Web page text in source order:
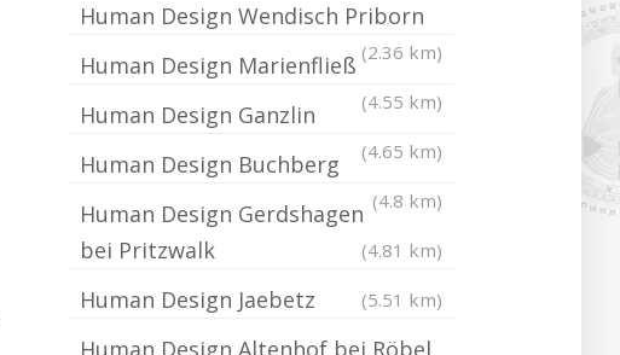
Human Design Wendisch Priborn
(2.36 km)
Human Design Marienfließ
(4.55 km)
Human Design Ganzlin
(4.65 km)
Human Design Buchberg
(4.8 km)
Human Design Gerdshagen
bei Pritzwalk
(4.81 km)
Human Design Jaebetz (5.51 km)
Human Design Altenhof bei Röbel